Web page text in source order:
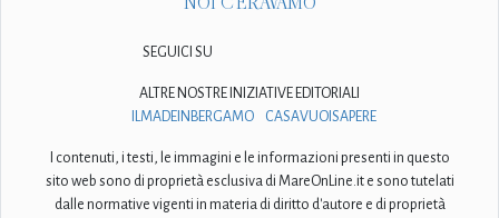
SEGUICI SU
ALTRE NOSTRE INIZIATIVE EDITORIALI
ILMADEINBERGAMO
CASAVUOISAPERE
I contenuti, i testi, le immagini e le informazioni presenti in questo
sito web sono di proprietà esclusiva di MareOnLine.it e sono tutelati
dalle normative vigenti in materia di diritto d'autore e di proprietà